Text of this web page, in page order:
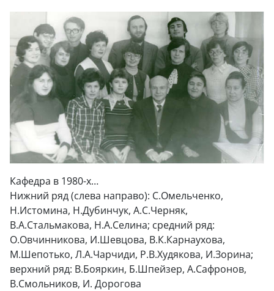
Кафедра в 1980-х…
Нижний ряд (слева направо): С.Омельченко,
Н.Истомина, Н.Дубинчук, А.С.Черняк,
В.А.Стальмакова, Н.А.Селина; средний ряд:
О.Овчинникова, И.Шевцова, В.К.Карнаухова,
М.Шепотько, Л.А.Чарчиди, Р.В.Худякова, И.Зорина;
верхний ряд: В.Бояркин, Б.Шпейзер, А.Сафронов,
В.Смольников, И. Дорогова